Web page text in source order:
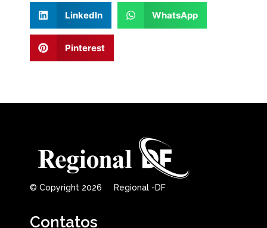
LinkedIn WhatsApp
Pinterest
© Copyright 2026 Regional -DF
Contatos